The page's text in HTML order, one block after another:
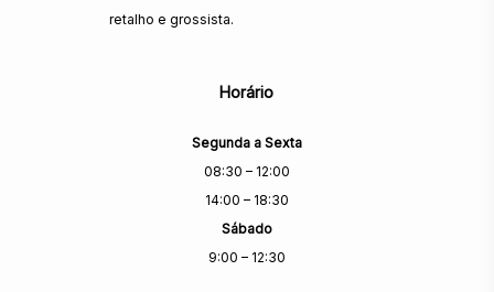
retalho e grossista.
Horário
Segunda a Sexta
08:30 – 12:00
14:00 – 18:30
Sábado
9:00 – 12:30